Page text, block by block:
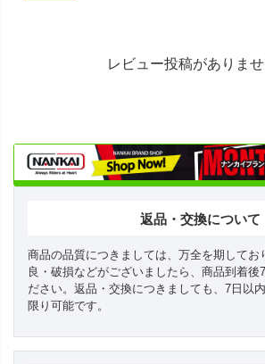
レビュー投稿がありませ
返品・交換について
商品の品質につきましては、万全を期してお
良・破損などがございましたら、商品到着後
ださい。返品・交換につきましても、7日以
限り可能です。